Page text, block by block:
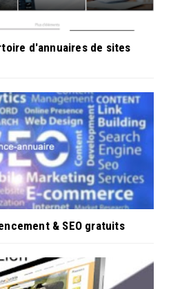
d'annuaires de sites
& SEO gratuits